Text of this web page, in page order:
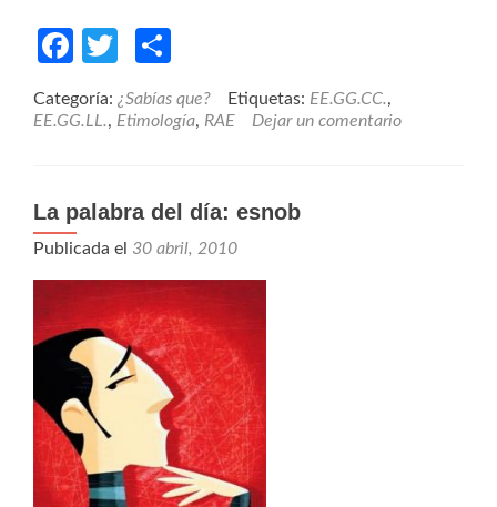
Facebook
Twitter
Categoría: ¿Sabías que? Etiquetas: EE.GG.CC.,
EE.GG.LL., Etimología, RAE Dejar un comentario
La palabra del día: esnob
Publicada el 30 abril, 2010